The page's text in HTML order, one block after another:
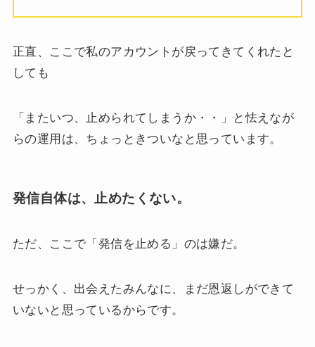
正直、ここで私のアカウントが戻ってきてくれたと
しても
「またいつ、止められてしまうか・・」と怯えなが
らの運用は、ちょっときついなと思っています。
発信自体は、止めたくない。
ただ、ここで「発信を止める」のは嫌だ。
せっかく、出会えたみんなに、まだ恩返しができて
いないと思っているからです。